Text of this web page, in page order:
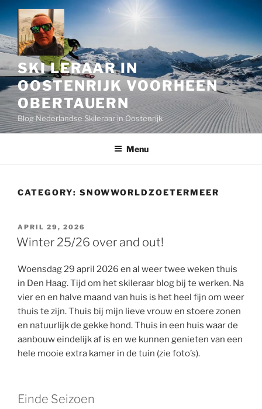
to
content
SKI LERAAR IN
OOSTENRIJK VOORHEEN
OBERTAUERN
Blog Nederlandse Skileraar in Oostenrijk
Menu
CATEGORY: SNOWWORLDZOETERMEER
POSTED
ON
APRIL 29, 2026
Winter 25/26 over and out!
Woensdag 29 april 2026 en al weer twee weken thuis
in Den Haag. Tijd om het skileraar blog bij te werken. Na
vier en en halve maand van huis is het heel fijn om weer
thuis te zijn. Thuis bij mijn lieve vrouw en stoere zonen
en natuurlijk de gekke hond. Thuis in een huis waar de
aanbouw eindelijk af is en we kunnen genieten van een
hele mooie extra kamer in de tuin (zie foto’s).
Einde Seizoen